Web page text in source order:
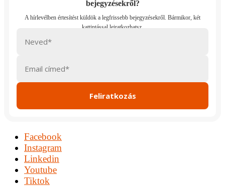
bejegyzésekről?
Facebook
Instagram
Linkedin
Youtube
Tiktok